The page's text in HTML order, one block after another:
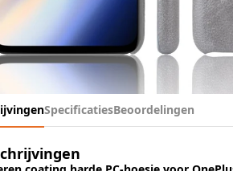
SpecificatiesBeoordelingen